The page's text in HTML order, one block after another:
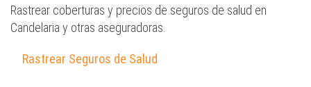
Rastrear coberturas y precios de seguros de salud en
Candelaria y otras aseguradoras.
Rastrear Seguros de Salud